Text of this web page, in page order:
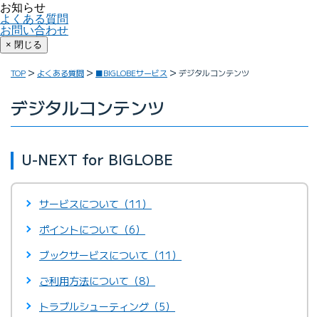
お知らせ
よくある質問
お問い合わせ
× 閉じる
TOP よくある質問 ■BIGLOBEサービス デジタルコンテンツ
デジタルコンテンツ
U-NEXT for BIGLOBE
サービスについて（11）
ポイントについて（6）
ブックサービスについて（11）
ご利用方法について（8）
トラブルシューティング（5）